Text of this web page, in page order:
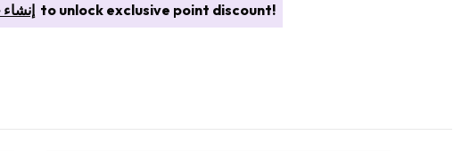
to unlock exclusive point discount!